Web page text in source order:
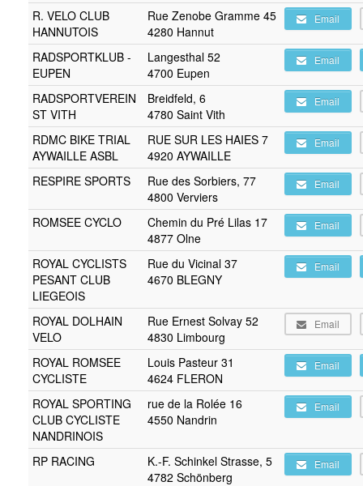
R. VELO CLUB
HANNUTOIS
Rue Zenobe Gramme 45
4280 Hannut
Email
RADSPORTKLUB -
EUPEN
Langesthal 52
4700 Eupen
Email
RADSPORTVEREIN
ST VITH
Breidfeld, 6
4780 Saint Vith
Email
RDMC BIKE TRIAL
AYWAILLE ASBL
RUE SUR LES HAIES 7
4920 AYWAILLE
Email
RESPIRE SPORTS
Rue des Sorbiers, 77
4800 Verviers
Email
ROMSEE CYCLO
Chemin du Pré Lilas 17
4877 Olne
Email
ROYAL CYCLISTS
PESANT CLUB
LIEGEOIS
Rue du Vicinal 37
4670 BLEGNY
Email
ROYAL DOLHAIN
VELO
Rue Ernest Solvay 52
4830 Limbourg
Email
ROYAL ROMSEE
CYCLISTE
Louis Pasteur 31
4624 FLERON
Email
ROYAL SPORTING
CLUB CYCLISTE
NANDRINOIS
rue de la Rolée 16
4550 Nandrin
Email
RP RACING
K.-F. Schinkel Strasse, 5
4782 Schönberg
Email